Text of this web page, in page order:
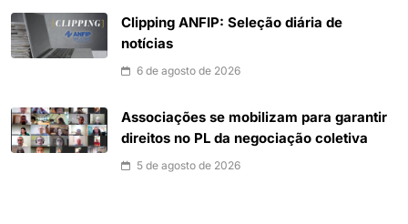
Clipping ANFIP: Seleção diária de
notícias
6 de agosto de 2026
Associações se mobilizam para garantir
direitos no PL da negociação coletiva
5 de agosto de 2026